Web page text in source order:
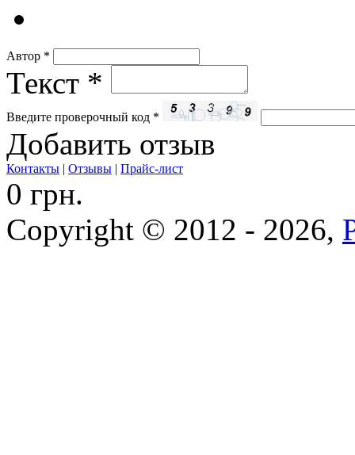
Автор *
Текст *
Введите проверочный код *
Добавить отзыв
Контакты | Отзывы | Прайс-лист
0 грн.
Copyright © 2012 - 2026,